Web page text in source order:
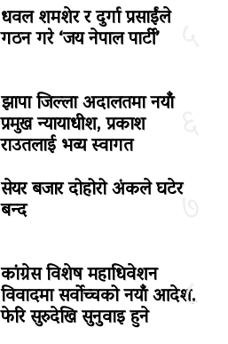
धवल शमशेर र दुर्गा प्रसाईंले
गठन गरे ‘जय नेपाल पार्टी’
झापा जिल्ला अदालतमा नयाँ
प्रमुख न्यायाधीश, प्रकाश
राउतलाई भव्य स्वागत
७
सेयर बजार दोहोरो अंकले घटेर
बन्द
८
कांग्रेस विशेष महाधिवेशन
विवादमा सर्वोच्चको नयाँ आदेश,
फेरि सुरुदेखि सुनुवाइ हुने